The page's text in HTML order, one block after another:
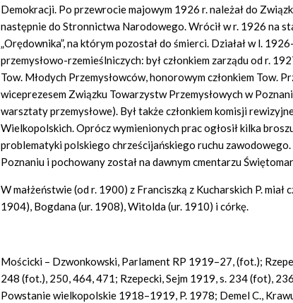
Demokracji. Po przewrocie majowym 1926 r. należał do
następnie do Stronnictwa Narodowego. Wrócił w r. 1926 na
„Orędownika”, na którym pozostał do śmierci. Działał w l.
przemysłowo-rzemieślniczych: był członkiem zarządu od r.
Tow. Młodych Przemysłowców, honorowym członkiem Tow.
wiceprezesem Związku Towarzystw Przemysłowych w
warsztaty przemysłowe). Był także członkiem komisji
Wielkopolskich. Oprócz wymienionych prac ogłosił kilka
problematyki polskiego chrześcijańskiego ruchu
Poznaniu i pochowany został na dawnym cmentarzu
W małżeństwie (od r. 1900) z Franciszką z Kucharskich P. miał
1904), Bogdana (ur. 1908), Witolda (ur. 1910) i córkę.
Mościcki – Dzwonkowski, Parlament RP 1919–27, (fot.);
248 (fot.), 250, 464, 471; Rzepecki, Sejm 1919, s. 234 (fot),
Powstanie wielkopolskie 1918–1919, P. 1978; Demel C.,